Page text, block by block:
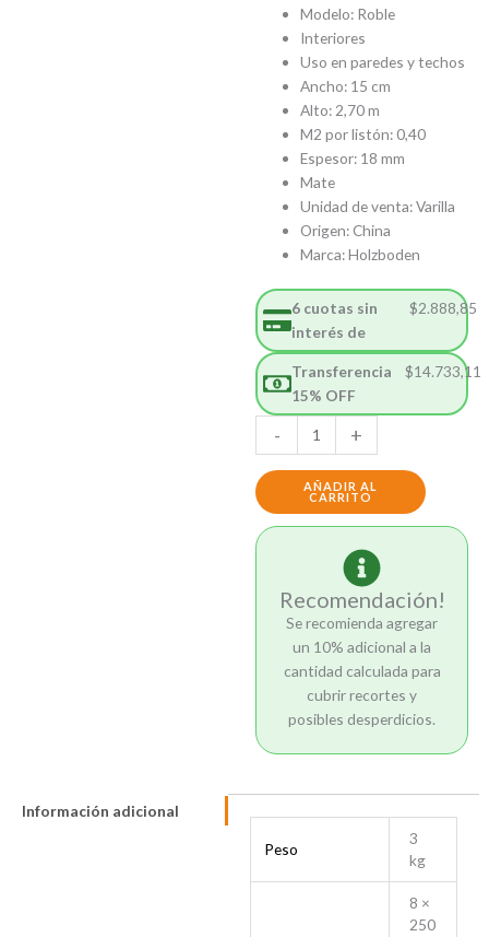
Modelo: Roble
Interiores
Uso en paredes y techos
Ancho: 15 cm
Alto: 2,70 m
M2 por listón: 0,40
Espesor: 18 mm
Mate
Unidad de venta: Varilla
Origen: China
Marca: Holzboden
6 cuotas sin
interés de
$2.888,85
Transferencia
15% OFF
$14.733,11
-
Panel
WPC
Roble
2.70
cantidad
+
AÑADIR AL
CARRITO
Recomendación!
Se recomienda agregar
un 10% adicional a la
cantidad calculada para
cubrir recortes y
posibles desperdicios.
Información adicional
Peso
3
kg
8 ×
250